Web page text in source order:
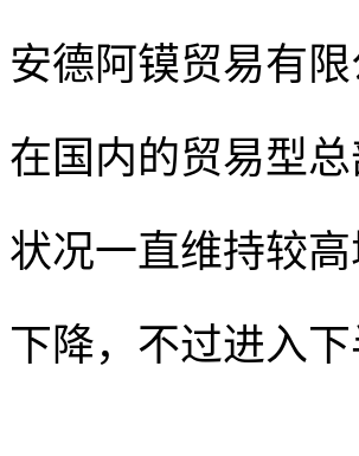
安德阿镆贸易有
在国内的贸易型
状况一直维持较
下降，不过进入